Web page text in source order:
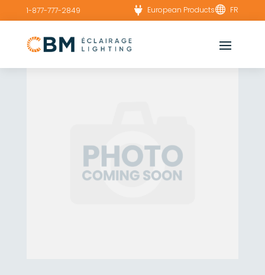
1-877-777-2849  European Products FR